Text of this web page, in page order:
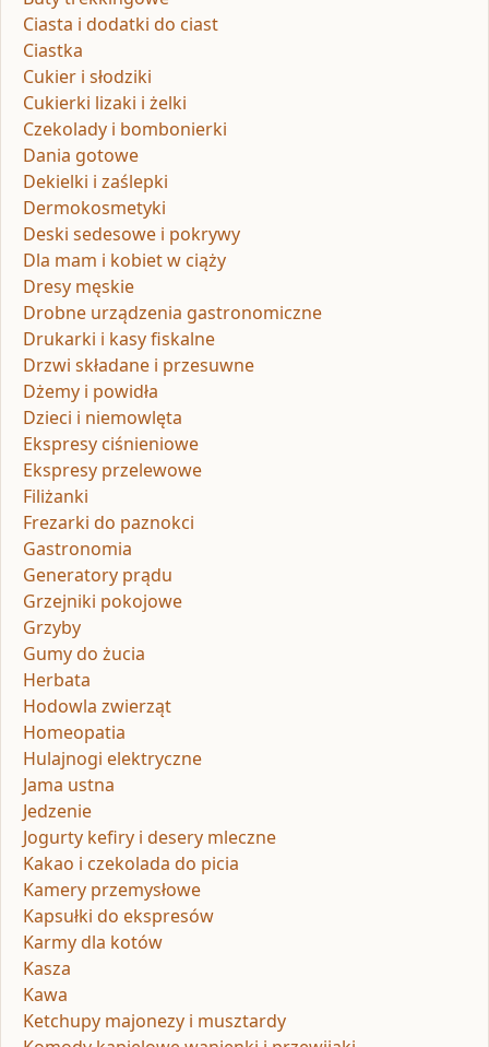
Ciasta i dodatki do ciast
Ciastka
Cukier i słodziki
Cukierki lizaki i żelki
Czekolady i bombonierki
Dania gotowe
Dekielki i zaślepki
Dermokosmetyki
Deski sedesowe i pokrywy
Dla mam i kobiet w ciąży
Dresy męskie
Drobne urządzenia gastronomiczne
Drukarki i kasy fiskalne
Drzwi składane i przesuwne
Dżemy i powidła
Dzieci i niemowlęta
Ekspresy ciśnieniowe
Ekspresy przelewowe
Filiżanki
Frezarki do paznokci
Gastronomia
Generatory prądu
Grzejniki pokojowe
Grzyby
Gumy do żucia
Herbata
Hodowla zwierząt
Homeopatia
Hulajnogi elektryczne
Jama ustna
Jedzenie
Jogurty kefiry i desery mleczne
Kakao i czekolada do picia
Kamery przemysłowe
Kapsułki do ekspresów
Karmy dla kotów
Kasza
Kawa
Ketchupy majonezy i musztardy